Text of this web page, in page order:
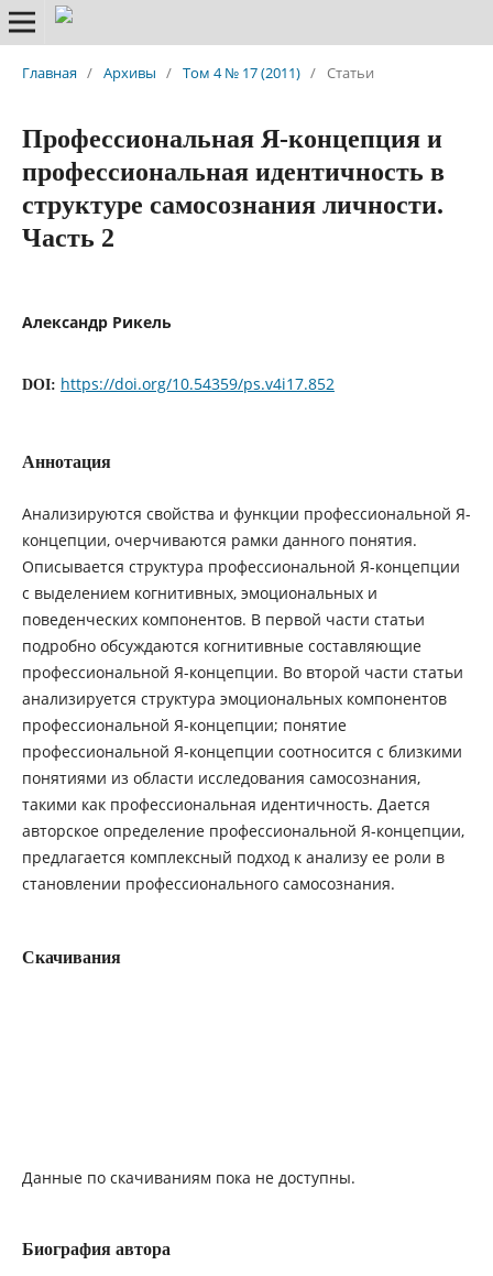
Главная / Архивы / Том 4 № 17 (2011) / Статьи
Профессиональная Я-концепция и
профессиональная идентичность в
структуре самосознания личности.
Часть 2
Александр Рикель
DOI: https://doi.org/10.54359/ps.v4i17.852
Аннотация
Анализируются свойства и функции профессиональной Я-
концепции, очерчиваются рамки данного понятия.
Описывается структура профессиональной Я-концепции
с выделением когнитивных, эмоциональных и
поведенческих компонентов. В первой части статьи
подробно обсуждаются когнитивные составляющие
профессиональной Я-концепции. Во второй части статьи
анализируется структура эмоциональных компонентов
профессиональной Я-концепции; понятие
профессиональной Я-концепции соотносится с близкими
понятиями из области исследования самосознания,
такими как профессиональная идентичность. Дается
авторское определение профессиональной Я-концепции,
предлагается комплексный подход к анализу ее роли в
становлении профессионального самосознания.
Скачивания
Данные по скачиваниям пока не доступны.
Биография автора